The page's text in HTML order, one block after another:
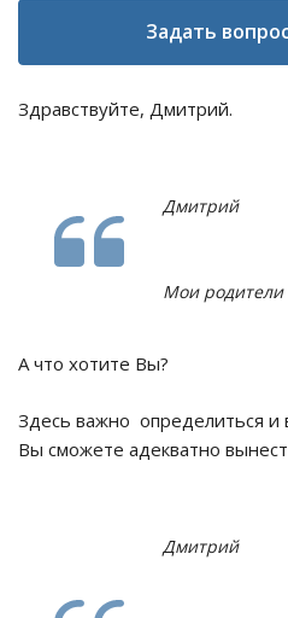
Задать
Здравствуйте, Дмитрий.
Дмитрий
Мои родители
А что хотите Вы?
Здесь важно определиться и
Вы сможете адекватно
Дмитрий